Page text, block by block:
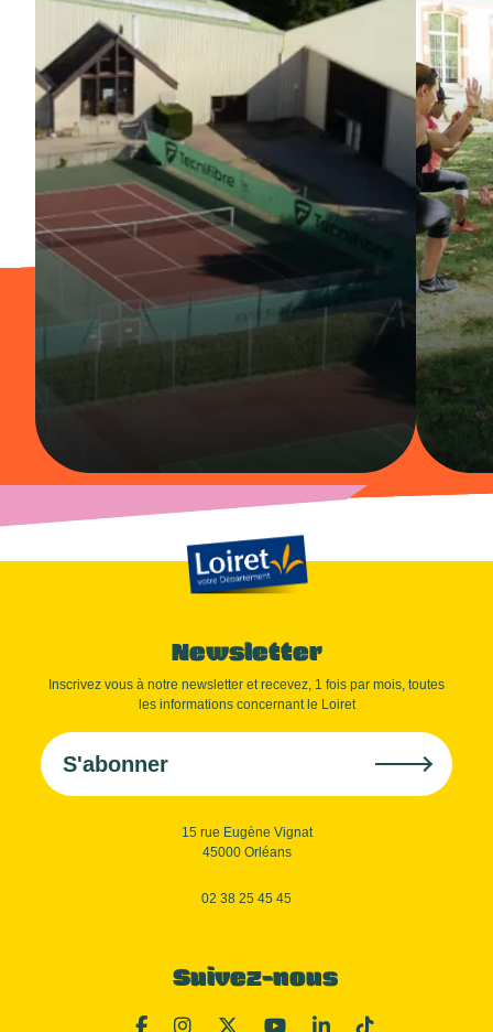
Newsletter
Inscrivez vous à notre newsletter et recevez, 1 fois par mois, toutes
les informations concernant le Loiret
S'abonner
15 rue Eugène Vignat
45000 Orléans
02 38 25 45 45
Suivez-nous